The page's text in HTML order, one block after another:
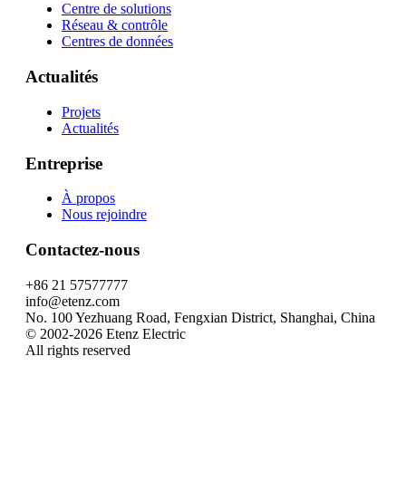
Centre de solutions
Réseau & contrôle
Centres de données
Actualités
Projets
Actualités
Entreprise
À propos
Nous rejoindre
Contactez-nous
+86 21 57577777
info@etenz.com
No. 100 Yezhuang Road, Fengxian District, Shanghai, China
© 2002-2026 Etenz Electric
All rights reserved